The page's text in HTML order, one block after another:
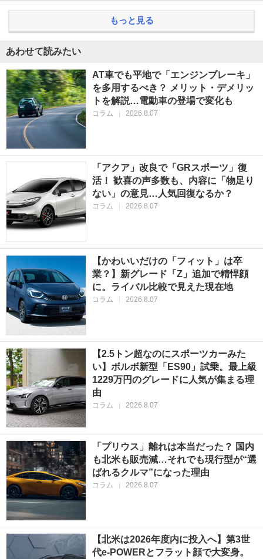
もっと見る
あわせて読みたい
AT車でも平地で「エンジンブレーキ」
を多用するべき？ メリット・デメリッ
トを解説…電動車の登場で変化も
コラム 2026.8.07
「アクア」改良で「GRスポーツ」復
活！ 歓喜の声多数も、内容に「物足り
ない」の意見…人気回復なるか？
コラム 2026.8.07
【かわいいだけの「フィット」は卒
業？】新グレード「Z」追加で精悍顔
に。ライバル比較で見えた現在地
コラム 2026.8.07
【2.5トン超なのにスポーツカーみた
い】ボルボ新型「ES90」試乗。最上級
1229万円のグレードに人気が集まる理
由
コラム 2026.8.07
「プリウス」離れは本当だった？ 国内
も北米も販売減…それでも現行型が“選
ばれるクルマ”になった理由
コラム 2026.8.07
【北米は2026年度内に投入へ】第3世
代e-POWERとフラット顔で大変身。